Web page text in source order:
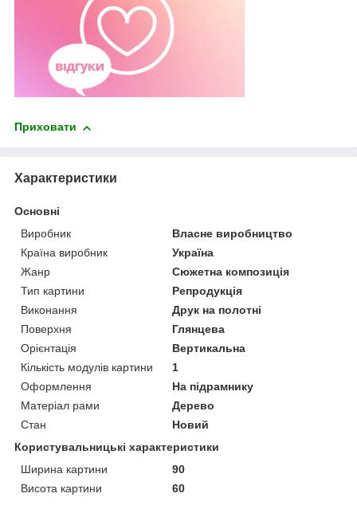
Приховати
Характеристики
Основні
Виробник
Власне виробництво
Країна виробник
Україна
Жанр
Сюжетна композиція
Тип картини
Репродукція
Виконання
Друк на полотні
Поверхня
Глянцева
Орієнтація
Вертикальна
Кількість модулів картини
1
Оформлення
На підрамнику
Матеріал рами
Дерево
Стан
Новий
Користувальницькі характеристики
Ширина картини
90
Висота картини
60